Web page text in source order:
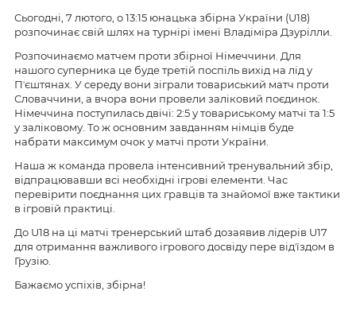
Сьогодні, 7 лютого, о 13:15 юнацька збірна України (U18)
розпочинає свій шлях на турнірі імені Владіміра Дзурілли.
Розпочинаємо матчем проти збірної Німеччини. Для
нашого суперника це буде третій поспіль вихід на лід у
Пʼєштянах. У середу вони зіграли товариський матч проти
Словаччини, а вчора вони провели заліковий поєдинок.
Німеччина поступилась двічі: 2:5 у товариському матчі та 1:5
у заліковому. То ж основним завданням німців буде
набрати максимум очок у матчі проти України.
Наша ж команда провела інтенсивний тренувальний збір,
відпрацювавши всі необхідні ігрові елементи. Час
перевірити поєднання цих гравців та знайомої вже тактики
в ігровій практиці.
До U18 на ці матчі тренерський штаб дозаявив лідерів U17
для отримання важливого ігрового досвіду пере відʼїздом в
Грузію.
Бажаємо успіхів, збірна!